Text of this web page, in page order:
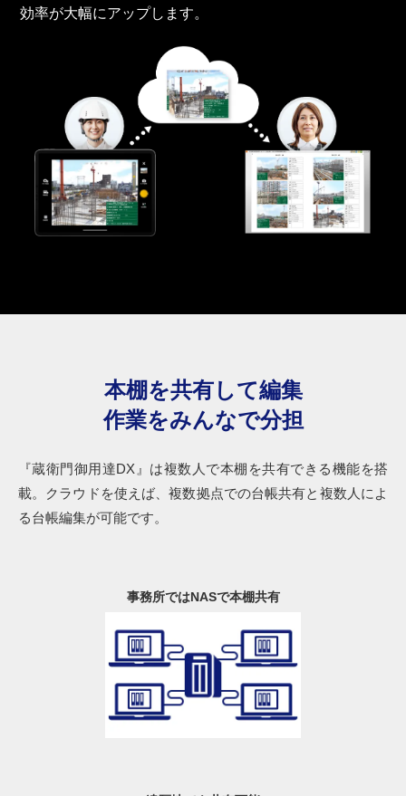
効率が大幅にアップします。
本棚を共有して編集
作業をみんなで分担
『蔵衛門御用達DX』は複数人で本棚を共有できる機能を搭
載。クラウドを使えば、複数拠点での台帳共有と複数人によ
る台帳編集が可能です。
事務所ではNASで本棚共有